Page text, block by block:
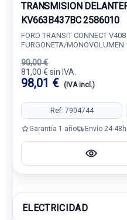
TRANSMISION
KV663B437BC 2586010
FORD TRANSIT CONNECT V408
FURGONETA/MONOVOLUMEN
90,00 €
81,00 € sin IVA.
98,01 € (IVA incl.)
Ref: 7904744
Garantía 1 año Envío 24-48h
ELECTRICIDAD